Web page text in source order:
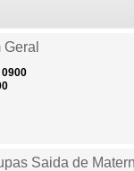
0900
Saida de